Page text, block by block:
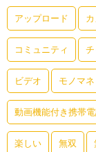
アップロード
コミュニティ
ビデオ モノマネ
動画機能付き携帯
楽しい 無双